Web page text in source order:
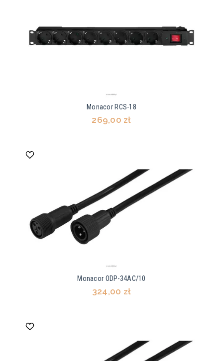
Monacor RCS-18
269,00 zł
Monacor ODP-34AC/10
324,00 zł